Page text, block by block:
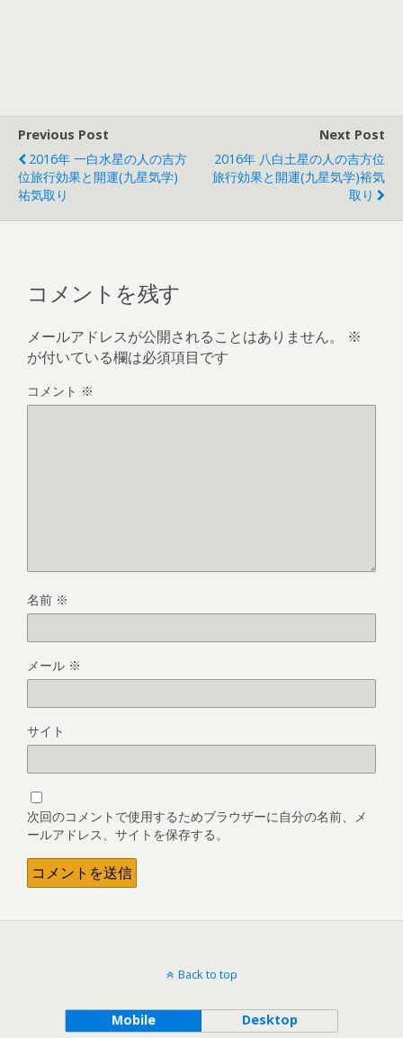
Previous Post
2016年 一白水星の人の吉方
位旅行効果と開運(九星気学)
祐気取り
Next Post
2016年 八白土星の人の吉方位
旅行効果と開運(九星気学)裕気
取り
コメントを残す
メールアドレスが公開されることはありません。
※
が付いている欄は必須項目です
コメント ※
名前 ※
メール ※
サイト
次回のコメントで使用するためブラウザーに自分の名前、メ
ールアドレス、サイトを保存する。
Back to top
Mobile Desktop